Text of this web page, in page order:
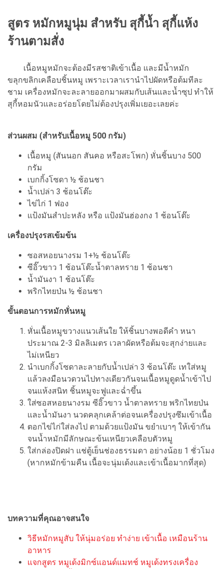
สูตร หมักหมูนุ่ม สําหรับ สุกี้น้ำ สุกี้แห้ง
ร้านตามสั่ง
เนื้อหมูหมักจะต้องมีรสชาติเข้าเนื้อ และมีน้ำหมัก
ขลุกขลิกเคลือบชิ้นหมู เพราะเวลาเรานำไปผัดหรือต้มทีละ
ชาม เครื่องหมักจะละลายออกมาผสมกับเส้นและน้ำซุป ทำให้
สุกี้หอมนัวและอร่อยโดยไม่ต้องปรุงเพิ่มเยอะเลยค่ะ
ส่วนผสม (สำหรับเนื้อหมู 500 กรัม)
เนื้อหมู (สันนอก สันคอ หรือสะโพก) หั่นชิ้นบาง 500
กรัม
เบกกิ้งโซดา ½ ช้อนชา
น้ำเปล่า 3 ช้อนโต๊ะ
ไข่ไก่ 1 ฟอง
แป้งมันสำปะหลัง หรือ แป้งมันฮ่องกง 1 ช้อนโต๊ะ
เครื่องปรุงรสเข้มข้น
ซอสหอยนางรม 1+½ ช้อนโต๊ะ
ซีอิ๊วขาว 1 ช้อนโต๊ะน้ำตาลทราย 1 ช้อนชา
น้ำมันงา 1 ช้อนโต๊ะ
พริกไทยป่น ½ ช้อนชา
ขั้นตอนการหมักหั่นหมู
หั่นเนื้อหมูขวางแนวเส้นใย ให้ชิ้นบางพอดีคำ หนา
ประมาณ 2-3 มิลลิเมตร เวลาผัดหรือต้มจะสุกง่ายและ
ไม่เหนียว
นำเบกกิ้งโซดาละลายกับน้ำเปล่า 3 ช้อนโต๊ะ เทใส่หมู
แล้วลงมือนวดวนไปทางเดียวกันจนเนื้อหมูดูดน้ำเข้าไป
จนแห้งสนิท ชิ้นหมูจะฟูและฉ่ำขึ้น
ใส่ซอสหอยนางรม ซีอิ๊วขาว น้ำตาลทราย พริกไทยป่น
และน้ำมันงา นวดคลุกเคล้าต่อจนเครื่องปรุงซึมเข้าเนื้อ
ตอกไข่ไก่ใส่ลงไป ตามด้วยแป้งมัน ขยำเบาๆ ให้เข้ากัน
จนน้ำหมักมีลักษณะข้นเหนียวเคลือบตัวหมู
ใส่กล่องปิดฝา แช่ตู้เย็นช่องธรรมดา อย่างน้อย 1 ชั่วโมง
(หากหมักข้ามคืน เนื้อจะนุ่มเด้งและเข้าเนื้อมากที่สุด)
บทความที่คุณอาจสนใจ
วิธีหมักหมูสับ ให้นุ่มอร่อย ทำง่าย เข้าเนื้อ เหมือนร้าน
อาหาร
แจกสูตร หมูเด้งมิกซ์แอนด์แมทช์ หมูเด้งทรงเครื่อง